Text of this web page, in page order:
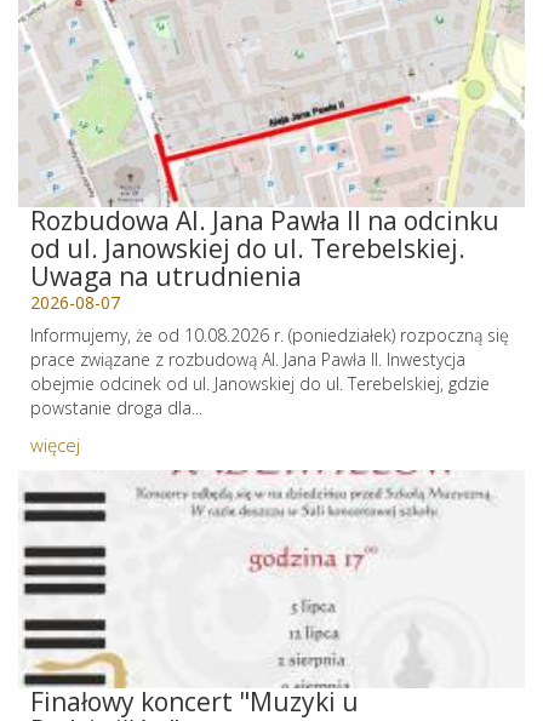
Rozbudowa Al. Jana Pawła II na odcinku
od ul. Janowskiej do ul. Terebelskiej.
Uwaga na utrudnienia
2026-08-07
Informujemy, że od 10.08.2026 r. (poniedziałek) rozpoczną się
prace związane z rozbudową Al. Jana Pawła II. Inwestycja
obejmie odcinek od ul. Janowskiej do ul. Terebelskiej, gdzie
powstanie droga dla...
więcej
Finałowy koncert "Muzyki u